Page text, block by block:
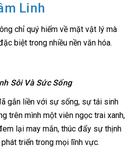
Linh
chỉ quý hiếm về mặt vật lý mà
biệt trong nhiều nền văn hóa.
Sôi Và Sức Sống
gắn liền với sự sống, sự tái sinh
trên mình một viên ngọc trai xanh,
lại may mắn, thúc đẩy sự thịnh
triển trong mọi lĩnh vực.